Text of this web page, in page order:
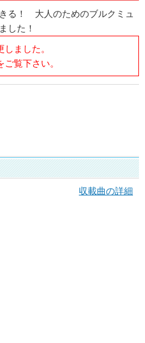
る！ 大人のためのブルクミュ
した！
ました。
覧下さい。
収載曲の詳細